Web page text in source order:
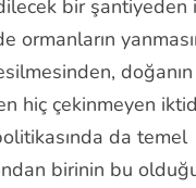
bir şantiyeden
ormanların
hiç çekinmeyen
da temel
birinin bu